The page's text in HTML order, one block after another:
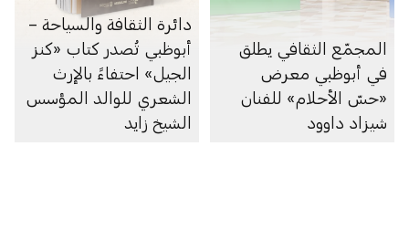
المجمّع الثقافي يطلق
في أبوظبي معرض
«حسّ الأحلام» للفنان
شيزاد داوود
دائرة الثقافة والسياحة –
أبوظبي تُصدر كتاب «كنز
الجيل» احتفاءً بالإرث
الشعري للوالد المؤسس
الشيخ زايد